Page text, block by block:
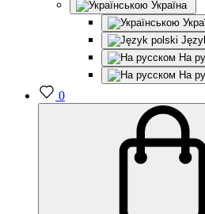
Україна
На
На
0